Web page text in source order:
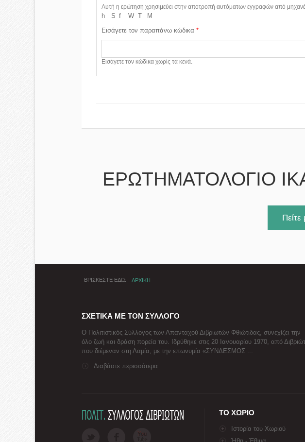
Αυτή η ερώτηση χρησιμεύει στην αποτροπή αυτόματων εγγραφών από
S
h T
W
f
M
Εισάγετε τον παραπάνω κώδικα *
Εισάγετε τον κώδικα χωρίς τα κενά.
ΕΡΩΤΗΜΑΤΟΛΟΓΙΟ
ΒΡΙΣΚΕΣΤΕ ΕΔΩ ΑΡΧΙΚΗ
ΣΧΕΤΙΚΑ ΜΕ ΤΟΝ ΣΥΛΛΟΓΟ
Ο Πολιτιστικός Σύλλογος των Απανταχού Διβριωτών Φθιώτιδας, συνεχίζει την
όλο ζωή και δράση πορεία του. Ιδρύθηκε στις 20 Ιανουαρίου 1970, από
που διέμεναν στη Λαμία, με την επωνυμία «ΣΥΝΔΕΣΜΟΣ ...
Διαβάστε περισσότερα
ΤΟ ΧΩΡΙΟ
Ιστορία του Χωριού